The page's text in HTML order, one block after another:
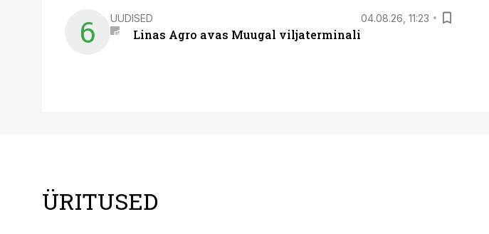
6 UUDISED 04.08.26, 11:23
Linas Agro avas Muugal viljaterminali
ÜRITUSED